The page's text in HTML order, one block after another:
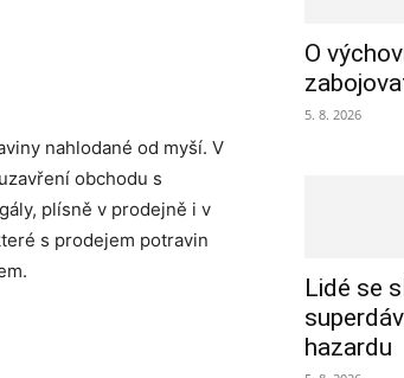
nahlodané od myší. V
obchodu s
plísně v prodejně i v
s prodejem potravin
O
5. 8. 2026
Lidé se
hazardu